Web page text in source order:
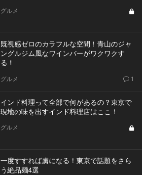
グルメ
既視感ゼロのカラフルな空間！青山のジャ
ングルジム風なワインバーがワクワクす
る！
グルメ 1
インド料理って全部で何があるの？東京で
現地の味を出すインド料理店はここ！
グルメ
一度すすれば虜になる！東京で話題をさら
う絶品麺4選